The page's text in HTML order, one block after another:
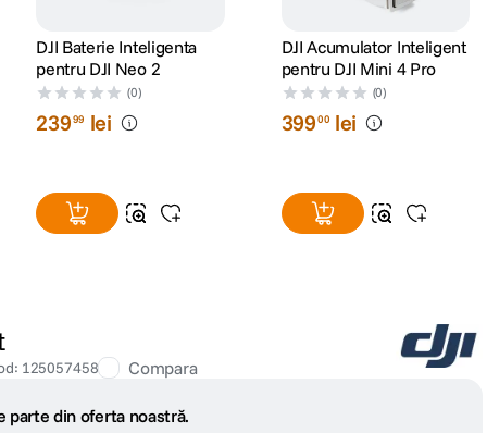
DJI Baterie Inteligenta
pentru DJI Neo 2
(0)
23999 lei
DJI Acumulator Inteligent
pentru DJI Mini 4 Pro
(0)
39900 lei
: 125057458 Compara
parte din oferta noastră.